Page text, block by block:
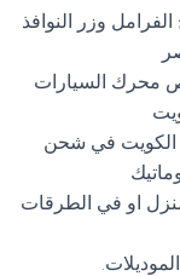
وزر النوافذ
محرك السيارات
الكويت في شحن
او في الطرقات